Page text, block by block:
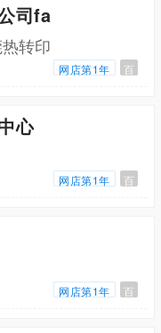
司fa
转印
网店第1年 百
心
网店第1年 百
网店第1年 百